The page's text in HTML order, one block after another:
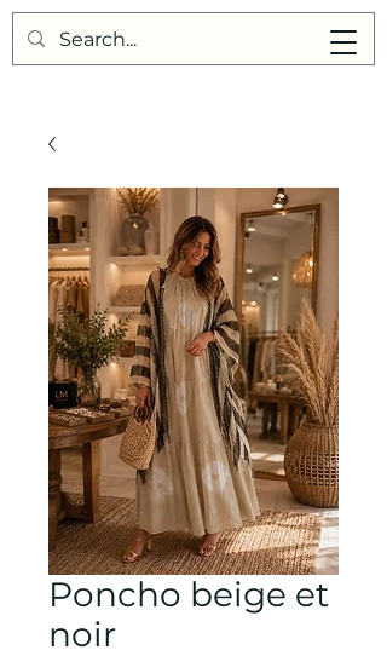
Points de Suture
Poncho beige et
noir